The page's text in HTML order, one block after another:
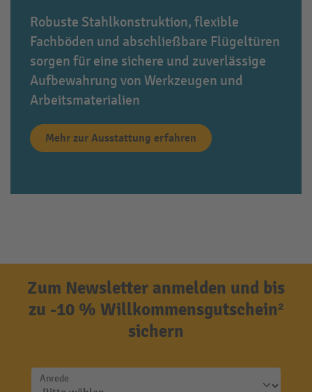
Robuste Stahlkonstruktion, flexible
Fachböden und abschließbare Flügeltüren
sorgen für eine sichere und zuverlässige
Aufbewahrung von Werkzeugen und
Arbeitsmaterialien
Mehr zur Ausstattung erfahren
Zum Newsletter anmelden und bis
zu -10 % Willkommensgutschein²
sichern
Anrede